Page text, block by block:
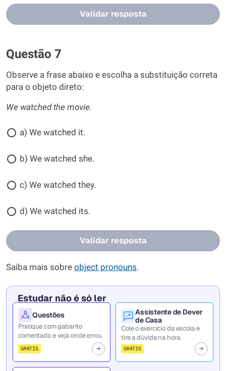
Validar resposta
Questão 7
Observe a frase abaixo e escolha a substituição correta
para o objeto direto:
We watched the movie.
a) We watched it.
b) We watched she.
c) We watched they.
d) We watched its.
Validar resposta
Saiba mais sobre object pronouns.
Estudar não é só ler
Questões
Pratique com gabarito
comentado e veja onde errou.
GRÁTIS
Assistente de Dever
de Casa
Cole o exercício da escola e
tire a dúvida na hora.
GRÁTIS